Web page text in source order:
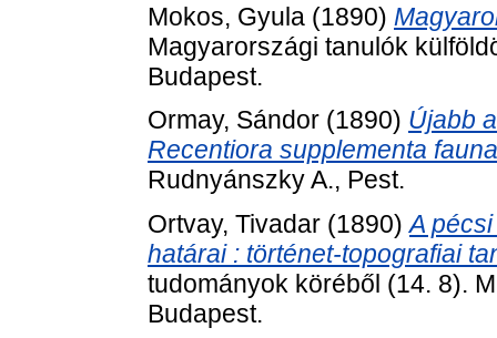
Mokos, Gyula (1890)
Magyarországi tanulók
Budapest.
Ormay, Sándor (1890) Újabb
Recentiora supplementa
Rudnyánszky A., Pest.
Ortvay, Tivadar (1890)A
határai : történet-topografiai
tudományok köréből (14. 8).
Budapest.